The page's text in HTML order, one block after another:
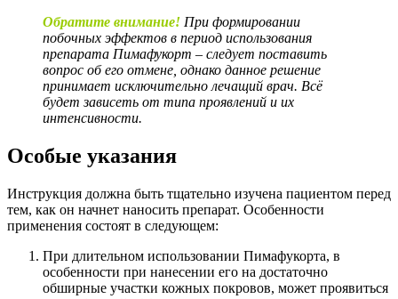
Обратите внимание! При формировании
побочных эффектов в период использования
препарата Пимафукорт – следует поставить
вопрос об его отмене, однако данное решение
принимает исключительно лечащий врач. Всё
будет зависеть от типа проявлений и их
интенсивности.
Особые указания
Инструкция должна быть тщательно изучена пациентом перед
тем, как он начнет наносить препарат. Особенности
применения состоят в следующем:
При длительном использовании Пимафукорта, в
особенности при нанесении его на достаточно
обширные участки кожных покровов, может проявиться